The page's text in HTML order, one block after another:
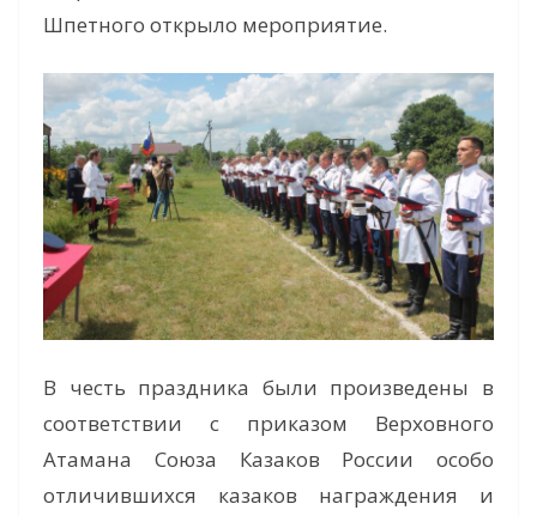
Шпетного открыло мероприятие.
В честь праздника были произведены в
соответствии с приказом Верховного
Атамана Союза Казаков России особо
отличившихся казаков награждения и